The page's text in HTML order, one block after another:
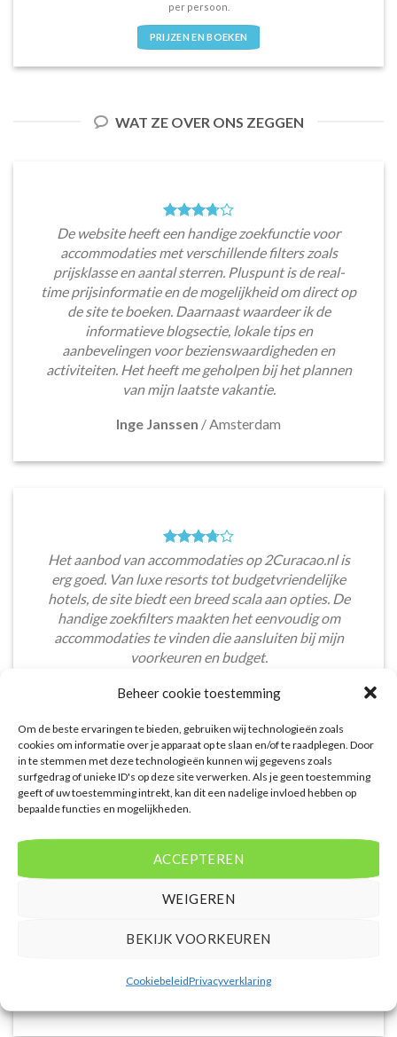
Beheer cookie toestemming
Om de beste ervaringen te bieden, gebruiken wij technologieën zoals
cookies om informatie over je apparaat op te slaan en/of te raadplegen. Door
in te stemmen met deze technologieën kunnen wij gegevens zoals
surfgedrag of unieke ID's op deze site verwerken. Als je geen toestemming
geeft of uw toestemming intrekt, kan dit een nadelige invloed hebben op
bepaalde functies en mogelijkheden.
ACCEPTEREN
WEIGEREN
BEKIJK VOORKEUREN
CookiebeleidPrivacyverklaring
per persoon.
PRIJZEN EN BOEKEN
WAT ZE OVER ONS ZEGGEN
De website heeft een handige zoekfunctie voor
accommodaties met verschillende filters zoals
prijsklasse en aantal sterren. Pluspunt is de real-
time prijsinformatie en de mogelijkheid om direct op
de site te boeken. Daarnaast waardeer ik de
informatieve blogsectie, lokale tips en
aanbevelingen voor bezienswaardigheden en
activiteiten. Het heeft me geholpen bij het plannen
van mijn laatste vakantie.
Inge Janssen /Amsterdam
Het aanbod van accommodaties op 2Curacao.nl is
erg goed. Van luxe resorts tot budgetvriendelijke
hotels, de site biedt een breed scala aan opties. De
handige zoekfilters maakten het eenvoudig om
accommodaties te vinden die aansluiten bij mijn
voorkeuren en budget.
Tom Meier/Breda
regelen. Het aanbod varieert van budget, luxe tot
omvatten vaak accommodatie, vluchten en transfer.
gebruiksvriendelijke functies die deze site te bieden